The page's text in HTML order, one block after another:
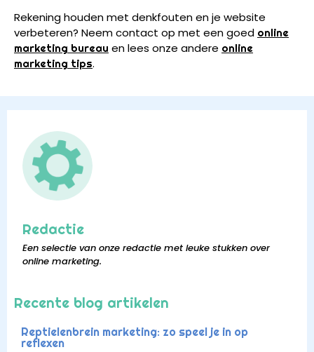
Rekening houden met denkfouten en je website
verbeteren? Neem contact op met een goed online
marketing bureau en lees onze andere online
marketing tips.
Redactie
Een selectie van onze redactie met leuke stukken over
online marketing.
Recente blog artikelen
Reptielenbrein marketing: zo speel je in op
reflexen